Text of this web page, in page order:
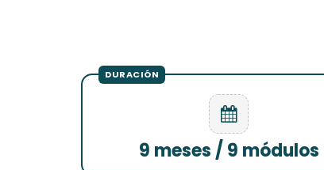
9 meses / 9 módulos